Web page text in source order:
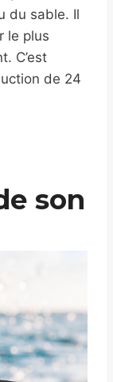
du sable. Il
le plus
C’est
de 24
son